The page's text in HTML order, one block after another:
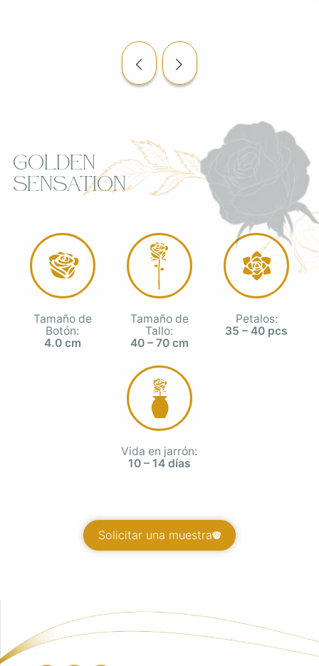
Golden
Sensation
Tamaño de
Botón:
4.0 cm
Tamaño de
Tallo:
40 – 70 cm
Petalos:
35 – 40 pcs
Vida en jarrón:
10 – 14 días
Solicitar una muestra